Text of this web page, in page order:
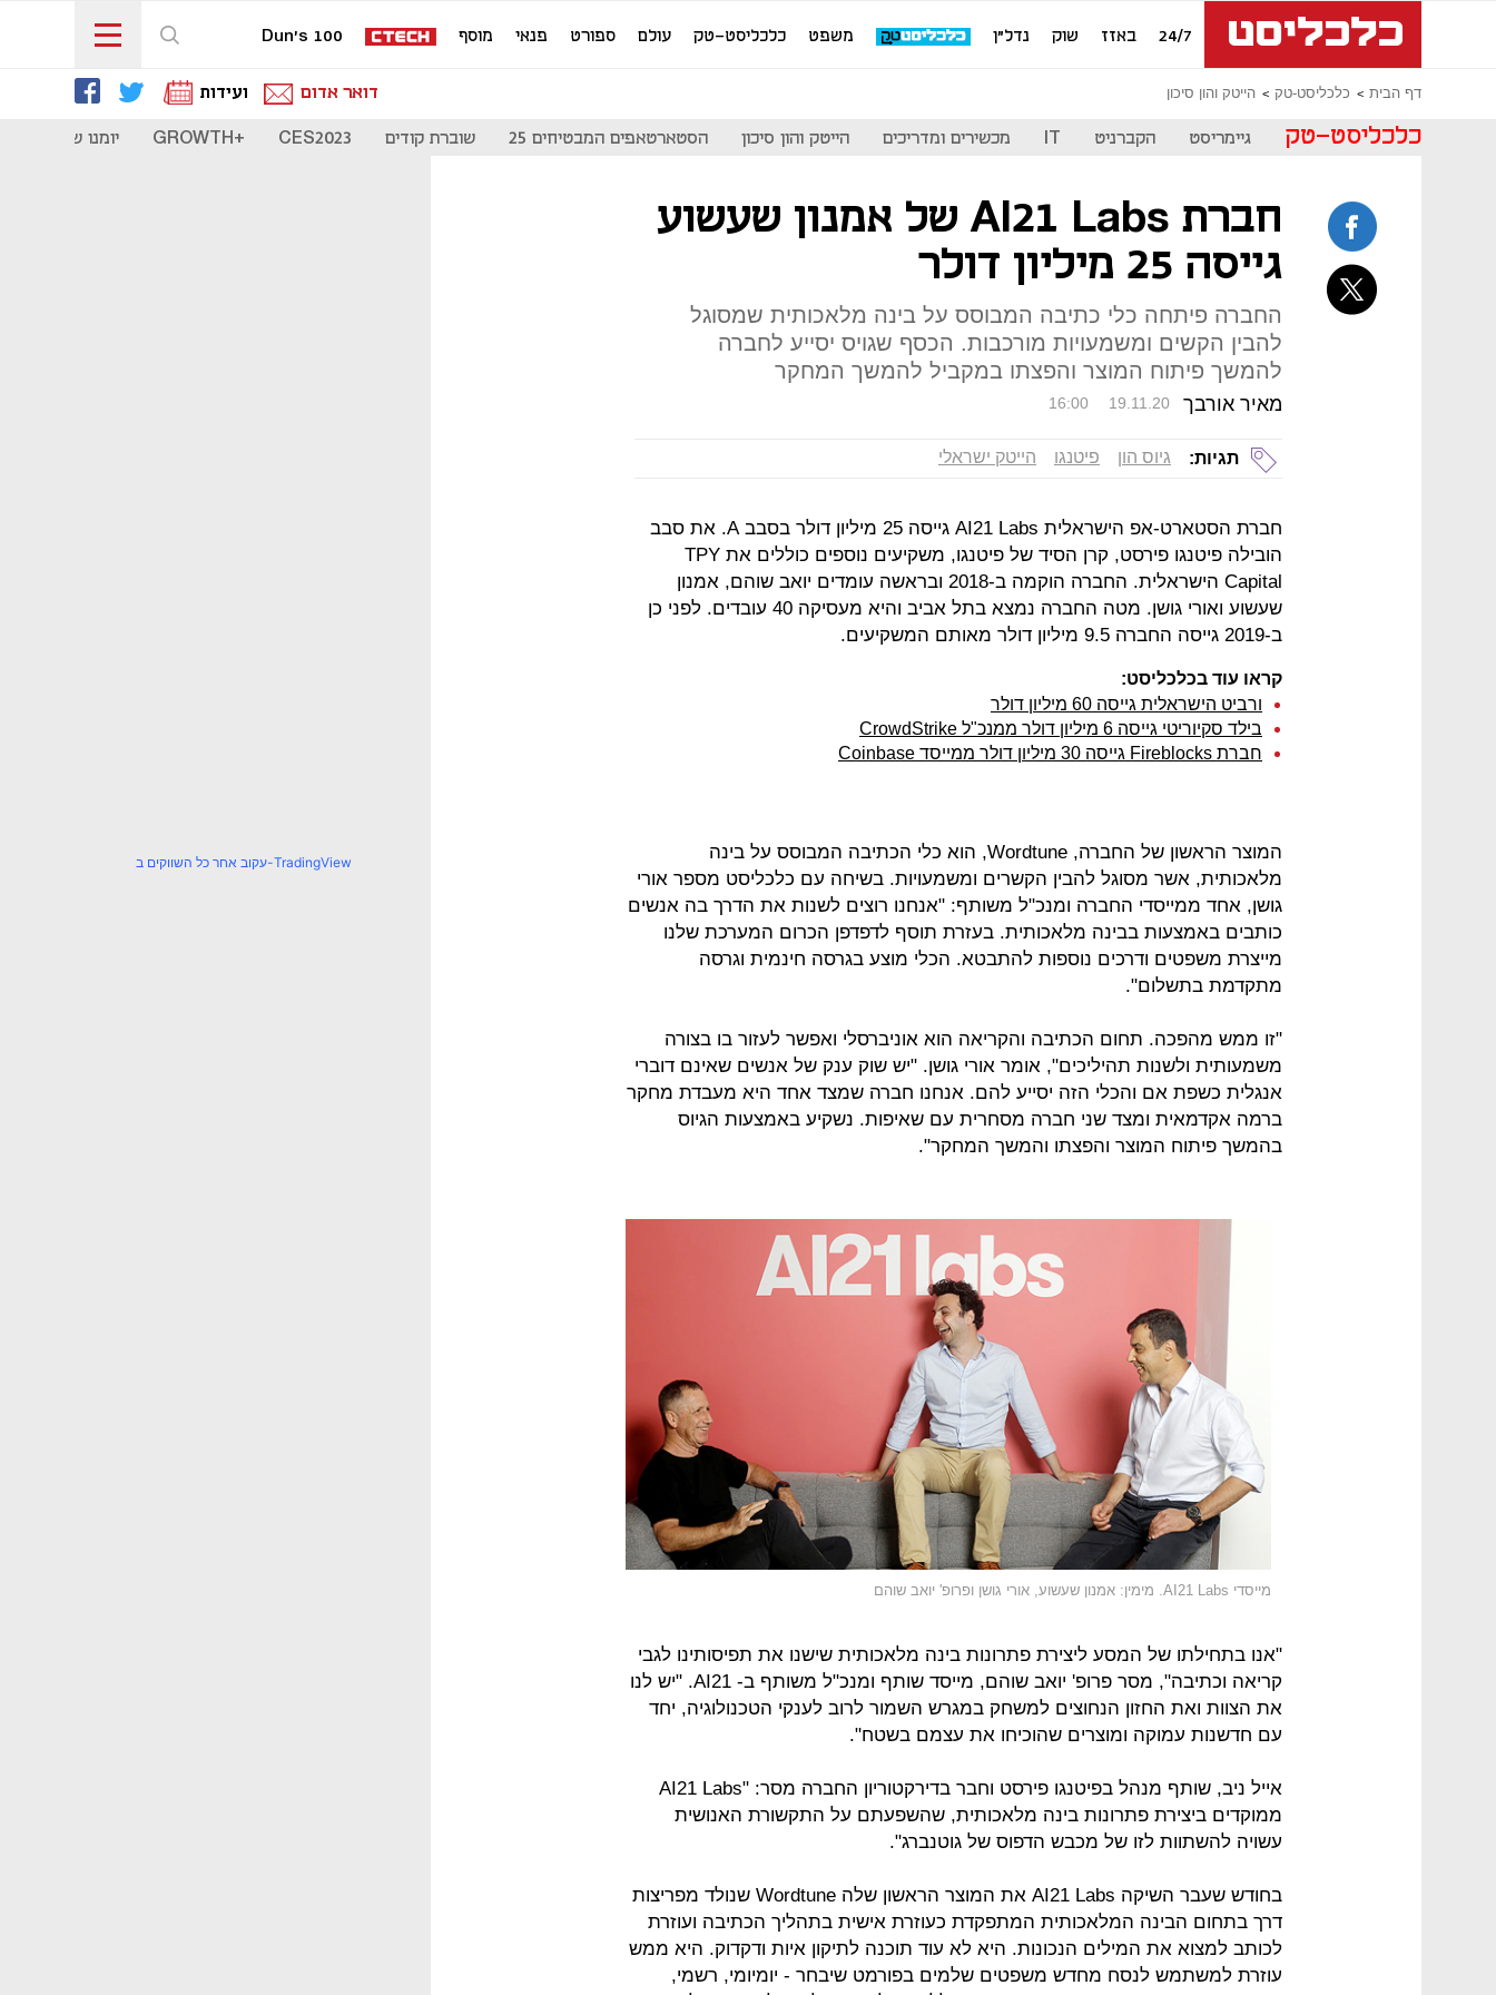
24/7 באזז שוק נדל"ן משפט כלכליסט-טק עולם ספורט פנאי מוסף Dun's 100
דף הבית כלכליסט-טק הייטק והון סיכון דואר אדום ועידות
כלכליסט-טק גיימריסט הקברניט IT מכשירים ומדריכים הייטק והון סיכון הסטארטאפים המבטיחים 25 שוברת קודים CES2023
+GROWTH יומנו של
חברת AI21 Labs של אמנון שעשוע
גייסה 25 מיליון דולר
החברה פיתחה כלי כתיבה המבוסס על בינה מלאכותית שמסוגל
להבין הקשים ומשמעויות מורכבות. הכסף שגויס יסייע לחברה
להמשך פיתוח המוצר והפצתו במקביל להמשך המחקר
מאיר אורבך 16:00 19.11.20
תגיות: גיוס הון פיטנגו הייטק ישראלי
חברת הסטארט-אפ הישראלית AI21 Labs גייסה 25 מיליון דולר בסבב A. את סבב
הובילה פיטנגו פירסט, קרן הסיד של פיטנגו, משקיעים נוספים כוללים את TPY
Capital הישראלית. החברה הוקמה ב-2018 ובראשה עומדים יואב שוהם, אמנון
שעשוע ואורי גושן. מטה החברה נמצא בתל אביב והיא מעסיקה 40 עובדים. לפני כן
ב-2019 גייסה החברה 9.5 מיליון דולר מאותם המשקיעים.
קראו עוד בכלכליסט:
ורביט הישראלית גייסה 60 מיליון דולר
בילד סקיוריטי גייסה 6 מיליון דולר ממנכ"ל CrowdStrike
חברת Fireblocks גייסה 30 מיליון דולר ממייסד Coinbase
המוצר הראשון של החברה, Wordtune, הוא כלי הכתיבה המבוסס על בינה
מלאכותית, אשר מסוגל להבין הקשרים ומשמעויות. בשיחה עם כלכליסט מספר אורי
גושן, אחד ממייסדי החברה ומנכ"ל משותף: "אנחנו רוצים לשנות את הדרך בה אנשים
כותבים באמצעות בבינה מלאכותית. בעזרת תוסף לדפדפן הכרום המערכת שלנו
מייצרת משפטים ודרכים נוספות להתבטא. הכלי מוצע בגרסה חינמית וגרסה
מתקדמת בתשלום".
"זו ממש מהפכה. תחום הכתיבה והקריאה הוא אוניברסלי ואפשר לעזור בו בצורה
משמעותית ולשנות תהיליכים", אומר אורי גושן. "יש שוק ענק של אנשים שאינם דוברי
אנגלית כשפת אם והכלי הזה יסייע להם. אנחנו חברה שמצד אחד היא מעבדת מחקר
ברמה אקדמאית ומצד שני חברה מסחרית עם שאיפות. נשקיע באמצעות הגיוס
בהמשך פיתוח המוצר והפצתו והמשך המחקר".
מייסדי AI21 Labs. מימין: אמנון שעשוע, אורי גושן ופרופ' יואב שוהם
"אנו בתחילתו של המסע ליצירת פתרונות בינה מלאכותית שישנו את תפיסותינו לגבי
קריאה וכתיבה", מסר פרופ' יואב שוהם, מייסד שותף ומנכ"ל משותף ב- AI21. "יש לנו
את הצוות ואת החזון הנחוצים למשחק במגרש השמור לרוב לענקי הטכנולוגיה, יחד
עם חדשנות עמוקה ומוצרים שהוכיחו את עצמם בשטח".
אייל ניב, שותף מנהל בפיטנגו פירסט וחבר בדירקטוריון החברה מסר: "AI21 Labs
ממוקדים ביצירת פתרונות בינה מלאכותית, שהשפעתם על התקשורת האנושית
עשויה להשתוות לזו של מכבש הדפוס של גוטנברג".
בחודש שעבר השיקה AI21 Labs את המוצר הראשון שלה Wordtune שנולד מפריצות
דרך בתחום הבינה המלאכותית המתפקדת כעוזרת אישית בתהליך הכתיבה ועוזרת
לכותב למצוא את המילים הנכונות. היא לא עוד תוכנה לתיקון איות ודקדוק. היא ממש
עוזרת למשתמש לנסח מחדש משפטים שלמים בפורמט שיבחר - יומיומי, רשמי,
עקוב אחר כל השווקים ב-TradingView